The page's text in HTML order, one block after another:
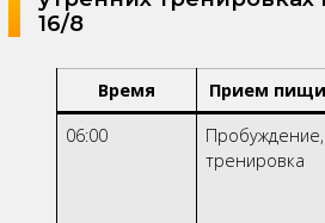
16/8
Время Прием пищи
06:00
Пробуждение,
тренировка